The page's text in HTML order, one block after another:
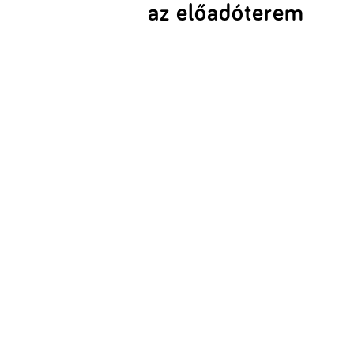
az előadóterem